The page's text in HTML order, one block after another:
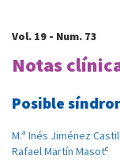
Vol. 19 - Num. 73
Notas
Posible
M.ª Inés Jiménez
Rafael Martín Masotc